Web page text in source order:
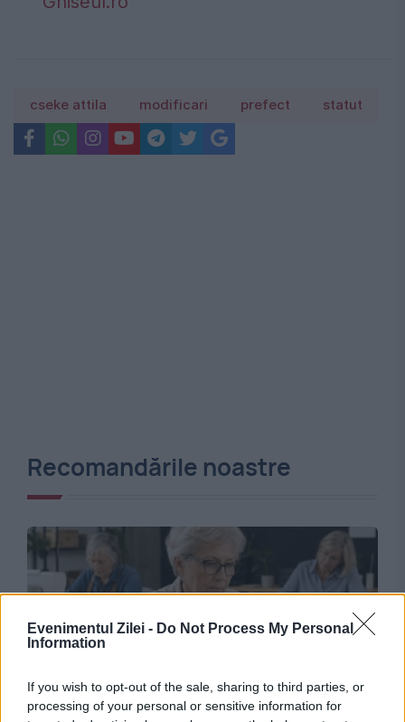
Evenimentul Zilei - Do Not Process My Personal
Information
If you wish to opt-out of the sale, sharing to third parties, or
processing of your personal or sensitive information for
cseke attila modificari prefect statut
Recomandările noastre
SOCIAL